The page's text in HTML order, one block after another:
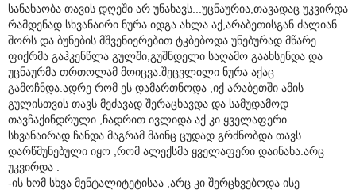
სანახაობა თავის დღეში არ უნახავს...უცნაურია,თავადაც უკვირდა
რამდენად სხვანაირი ნურა იდგა ახლა აქ,არაბეთისგან ძალიან
შორს და ბუნების მშვენიერებით ტკბებოდა.უნებურად მწარე
ფიქრმა გაჰკენწლა გულში,გუშნდელი საღამო გაახსენდა და
უცნაურმა თრთოლამ მოიცვა.შეცვლილი ნურა აქაც
გამოჩნდა.ადრე რომ ეს დამართნოდა ,იქ არაბეთში ამის
გულისთვის თავს მეძავად შერაცხავდა და სამუდამოდ
თავჩაქინდრული ,ჩადრით ივლიდა.აქ კი ყველაფერი
სხვანაირად ჩანდა.მაგრამ მაინც ცუდად გრძნობდა თავს
დარწმუნებული იყო ,რომ ალექსმა ყველაფერი დაინახა.არც
უკვირდა .
-ის ხომ სხვა მენტალიტეტისაა ,არც კი შერცხვებოდა ისე